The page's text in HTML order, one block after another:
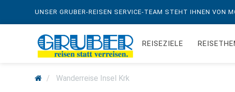
UNSER GRUBER-REISEN SERVICE-TEAM STEHT IHNEN VON
REISEZIELE
Wanderreise Insel Krk